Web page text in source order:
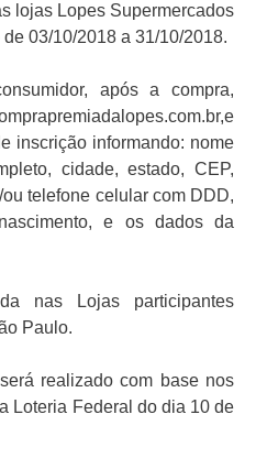
lojas Lopes Supermercados
03/10/2018 a 31/10/2018.
após a compra,
inscrição informando: nome
cidade, estado, CEP,
telefone celular com DDD,
e os dados da
nas Lojas participantes
Paulo.
realizado com base nos
Loteria Federal do dia 10 de